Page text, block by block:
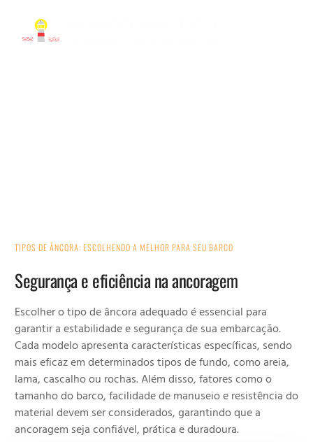
TIPOS DE ÂNCORA: ESCOLHENDO A MELHOR PARA SEU BARCO
Segurança e eficiência na ancoragem
Escolher o tipo de âncora adequado é essencial para
garantir a estabilidade e segurança de sua embarcação.
Cada modelo apresenta características específicas, sendo
mais eficaz em determinados tipos de fundo, como areia,
lama, cascalho ou rochas. Além disso, fatores como o
tamanho do barco, facilidade de manuseio e resistência do
material devem ser considerados, garantindo que a
ancoragem seja confiável, prática e duradoura.